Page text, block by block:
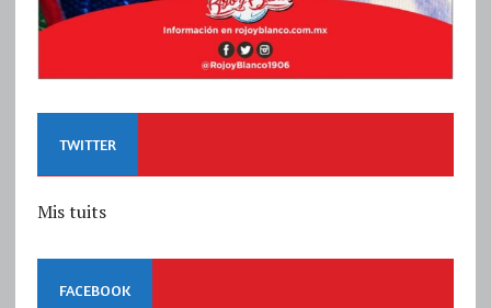
TWITTER
Mis tuits
FACEBOOK